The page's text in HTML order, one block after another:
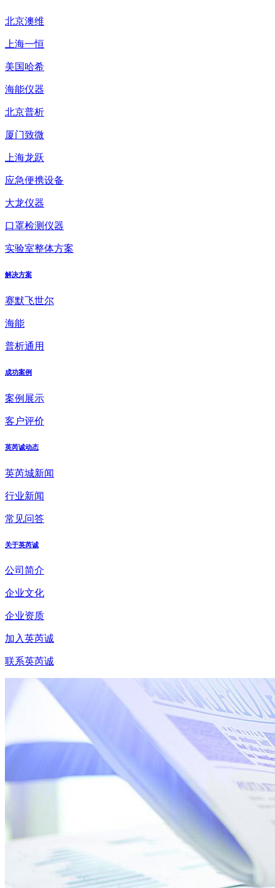
北京澳维
上海一恒
美国哈希
海能仪器
北京普析
厦门致微
上海龙跃
应急便携设备
大龙仪器
口罩检测仪器
实验室整体方案
解决方案
赛默飞世尔
海能
普析通用
成功案例
案例展示
客户评价
英芮诚动态
英芮城新闻
行业新闻
常见问答
关于英芮诚
公司简介
企业文化
企业资质
加入英芮诚
联系英芮诚